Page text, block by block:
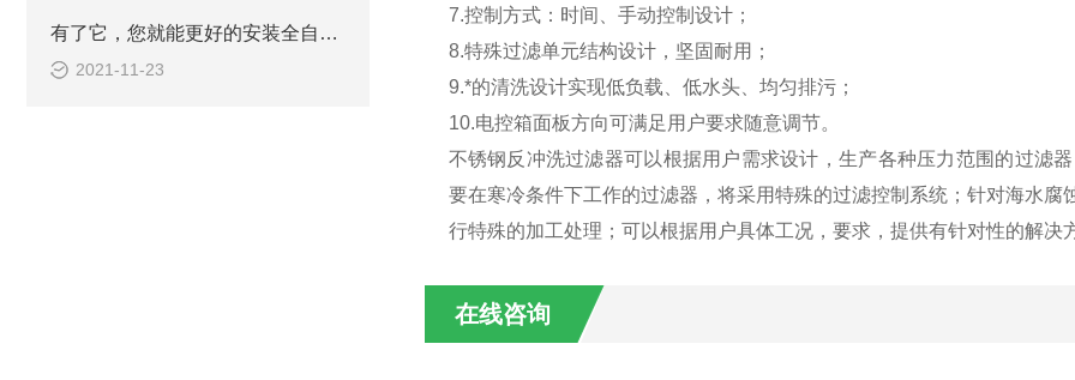
有了它，您就能更好的安装全自动反冲洗过滤器
2021-11-23
7.控制方式：时间、手动控制设计；
8.特殊过滤单元结构设计，坚固耐用；
9.*的清洗设计实现低负载、低水头、均匀排污；
10.电控箱面板方向可满足用户要求随意调节。
不锈钢反冲洗过滤器可以根据用户需求设计，生产各种压力范围的过滤
要在寒冷条件下工作的过滤器，将采用特殊的过滤控制系统；针对海水
行特殊的加工处理；可以根据用户具体工况，要求，提供有针对性的解决
在线咨询